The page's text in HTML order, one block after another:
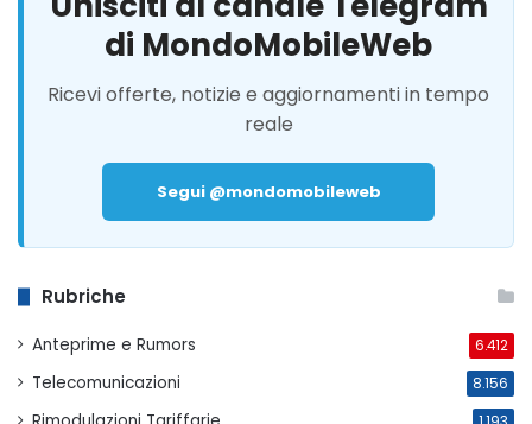
di MondoMobileWeb
Ricevi offerte, notizie e aggiornamenti in tempo
reale
Segui @mondomobileweb
Rubriche
Anteprime e Rumors 6.412
Telecomunicazioni 8.156